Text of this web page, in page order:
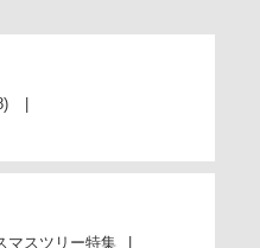
マスツリー特集